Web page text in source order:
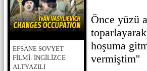
EFSANE SOVYET
FİLMİ: İNGİLİZCE
ALTYAZILI
Önce yüzü
hoşuma
vermiştim''